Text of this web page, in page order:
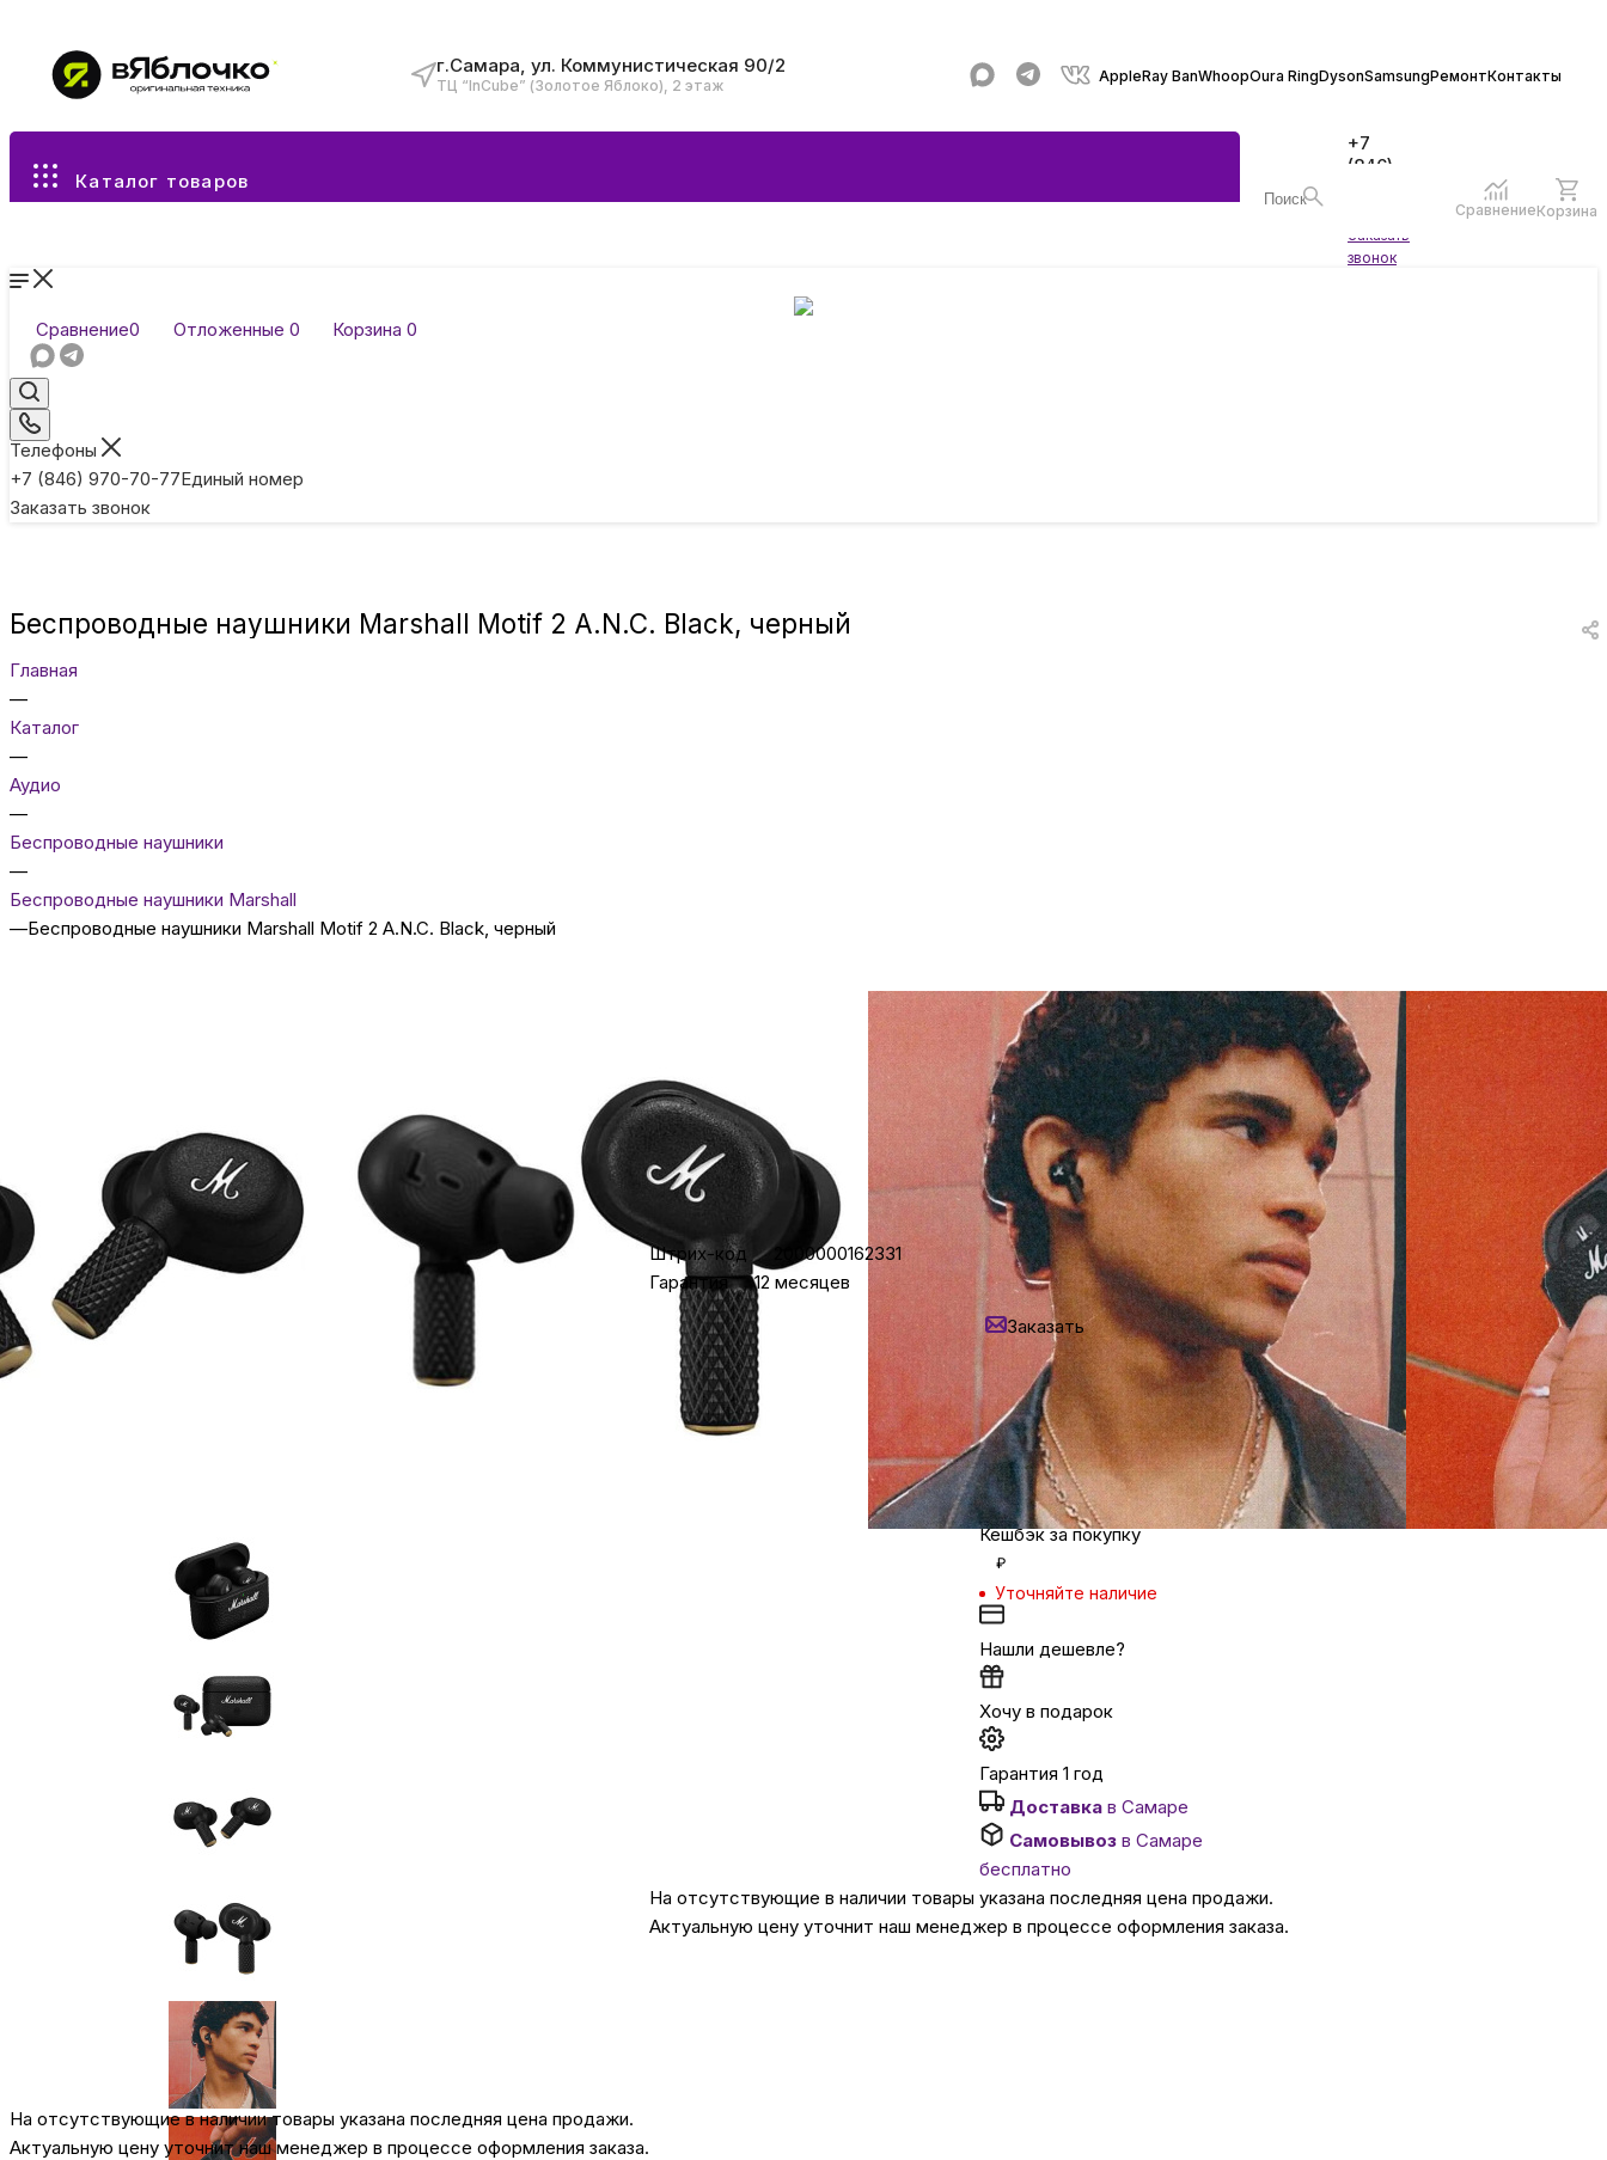
г.Самара, ул. Коммунистическая 90/2
ТЦ “InCube” (Золотое Яблоко), 2 этаж
AppleRay BanWhoopOura RingDysonSamsungРемонтКонтакты
Каталог товаров
+7
(846)
Заказать
звонок
СравнениеКорзина
Сравнение0 Отложенные 0 Корзина 0
Телефоны
+7 (846) 970-70-77Единый номер
Заказать звонок
Все разделы каталога
Фототехника
ТВ и проекторы
Бытовая техника
Красота и здоровье
Сумки и чемоданы
Для дома и дачи
LEGO
Для домашних питомцев
Умный дом и безопасность
Автомобильные аксессуары
Сервисный центр Apple в Самаре
Подарочные сертификаты
Аудио
Беспроводные наушники Marshall Motif 2 A.N.C. Black, черный
Главная
—
Каталог
—
Аудио
—
Беcпроводные наушники
—
Беспроводные наушники Marshall
—Беспроводные наушники Marshall Motif 2 A.N.C. Black, черный
На отсутствующие в наличии товары указана последняя цена продажи.
Актуальную цену уточнит наш менеджер в процессе оформления заказа.
Характеристики
Штрих-код
2000000162331
Гарантия
12 месяцев
12 600 ₽
Уточняйте наличие
Нашли дешевле?
Заказать
Кредит от 604 ₽/мес
Задайте вопрос
в мессенджер
Кешбэк за покупку
₽
Уточняйте наличие
Нашли дешевле?
Хочу в подарок
Гарантия 1 год
Доставкав Самаре
Самовывозв Самаре
бесплатно
На отсутствующие в наличии товары указана последняя цена продажи.
Актуальную цену уточнит наш менеджер в процессе оформления заказа.